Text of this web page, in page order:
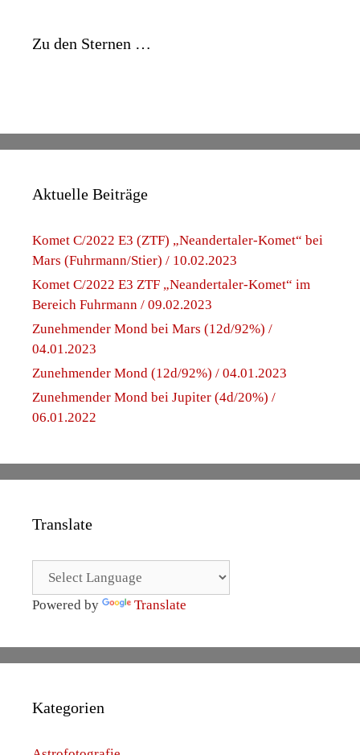
Zu den Sternen …
Aktuelle Beiträge
Komet C/2022 E3 (ZTF) „Neandertaler-Komet“ bei
Mars (Fuhrmann/Stier) / 10.02.2023
Komet C/2022 E3 ZTF „Neandertaler-Komet“ im
Bereich Fuhrmann / 09.02.2023
Zunehmender Mond bei Mars (12d/92%) /
04.01.2023
Zunehmender Mond (12d/92%) / 04.01.2023
Zunehmender Mond bei Jupiter (4d/20%) /
06.01.2022
Translate
Powered by Translate
Kategorien